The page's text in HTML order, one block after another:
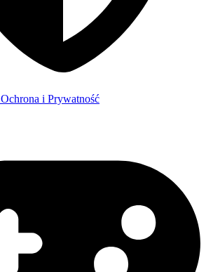
Ochrona i Prywatność